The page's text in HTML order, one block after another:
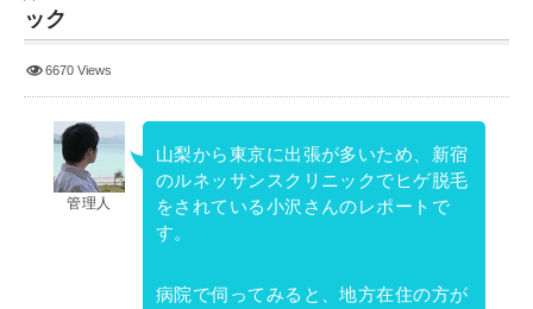
ック
6670 Views
管理人
山梨から東京に出張が多いため、新宿
のルネッサンスクリニックでヒゲ脱毛
をされている小沢さんのレポートで
す。
病院で伺ってみると、地方在住の方が